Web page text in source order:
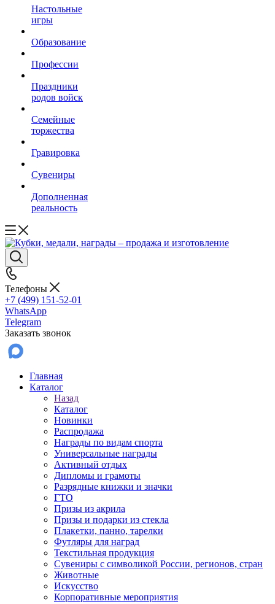
Настольные
игры
Образование
Профессии
Праздники
родов войск
Семейные
торжества
Гравировка
Сувениры
Дополненная
реальность
Телефоны
+7 (499) 151-52-01
WhatsApp
Telegram
Заказать звонок
Главная
Каталог
Назад
Каталог
Новинки
Распродажа
Награды по видам спорта
Универсальные награды
Активный отдых
Дипломы и грамоты
Разрядные книжки и значки
ГТО
Призы из акрила
Призы и подарки из стекла
Плакетки, панно, тарелки
Футляры для наград
Текстильная продукция
Сувениры с символикой России, регионов, стран
Животные
Искусство
Корпоративные мероприятия